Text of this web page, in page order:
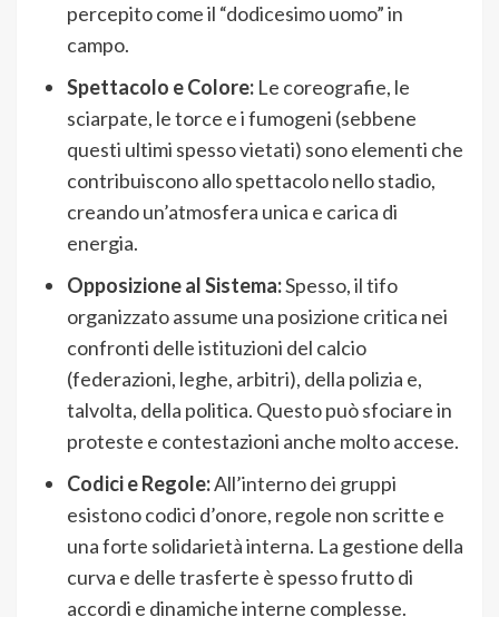
percepito come il “dodicesimo uomo” in
campo.
Spettacolo e Colore: Le coreografie, le
sciarpate, le torce e i fumogeni (sebbene
questi ultimi spesso vietati) sono elementi che
contribuiscono allo spettacolo nello stadio,
creando un’atmosfera unica e carica di
energia.
Opposizione al Sistema:Spesso, il tifo
organizzato assume una posizione critica nei
confronti delle istituzioni del calcio
(federazioni, leghe, arbitri), della polizia e,
talvolta, della politica. Questo può sfociare in
proteste e contestazioni anche molto accese.
Codici e Regole:All’interno dei gruppi
esistono codici d’onore, regole non scritte e
una forte solidarietà interna. La gestione della
curva e delle trasferte è spesso frutto di
accordi e dinamiche interne complesse.